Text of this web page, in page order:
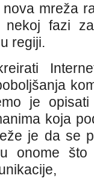
mreža
fazi
regiji.
je opisati
koja
je da se
onome